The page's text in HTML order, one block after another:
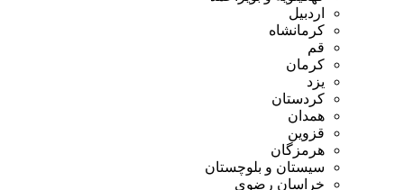
اردبیل
کرمانشاه
قم
کرمان
یزد
کردستان
همدان
قزوین
هرمزگان
سیستان و بلوچستان
خراسان رضوی